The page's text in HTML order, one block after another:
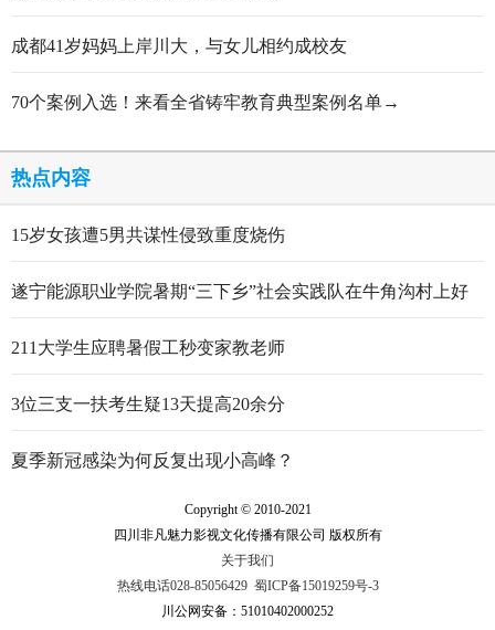
成都41岁妈妈上岸川大，与女儿相约成校友
70个案例入选！来看全省铸牢教育典型案例名单→
热点内容
15岁女孩遭5男共谋性侵致重度烧伤
遂宁能源职业学院暑期“三下乡”社会实践队在牛角沟村上好
211大学生应聘暑假工秒变家教老师
3位三支一扶考生疑13天提高20余分
夏季新冠感染为何反复出现小高峰？
Copyright © 2010-2021
四川非凡魅力影视文化传播有限公司 版权所有
关于我们
热线电话028-85056429 蜀ICP备15019259号-3
川公网安备：51010402000252